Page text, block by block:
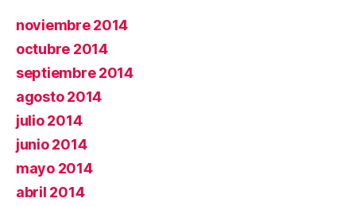
noviembre 2014
octubre 2014
septiembre 2014
agosto 2014
julio 2014
junio 2014
mayo 2014
abril 2014